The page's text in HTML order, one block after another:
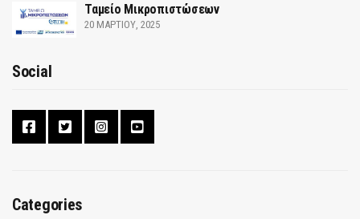
Ταμείο Μικροπιστώσεων
20 ΜΑΡΤΊΟΥ, 2025
Social
Categories